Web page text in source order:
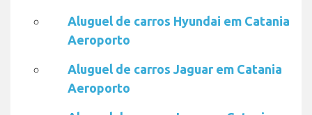
Aluguel de carros Hyundai em Catania
Aeroporto
Aluguel de carros Jaguar em Catania
Aeroporto